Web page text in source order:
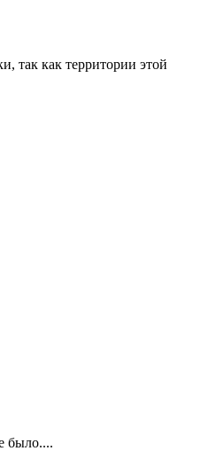
так как территории этой
было....